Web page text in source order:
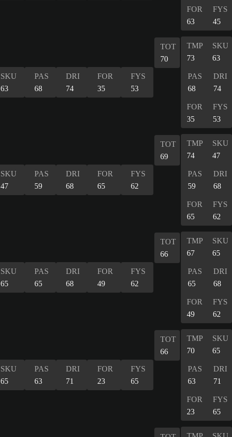
FOR
63
FYS
45
SKU
63
PAS
68
DRI
74
FOR
35
FYS
53
TOT
70
TMP
73
SKU
63
PAS
68
DRI
74
FOR
35
FYS
53
SKU
47
PAS
59
DRI
68
FOR
65
FYS
62
TOT
69
TMP
74
SKU
47
PAS
59
DRI
68
FOR
65
FYS
62
SKU
65
PAS
65
DRI
68
FOR
49
FYS
62
TOT
66
TMP
67
SKU
65
PAS
65
DRI
68
FOR
49
FYS
62
SKU
65
PAS
63
DRI
71
FOR
23
FYS
65
TOT
66
TMP
70
SKU
65
PAS
63
DRI
71
FOR
23
FYS
65